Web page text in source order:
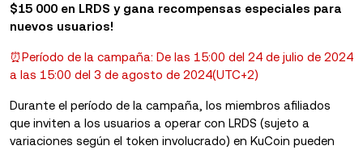
$15 000 en LRDS y gana recompensas especiales para
nuevos usuarios!
⏰Período de la campaña: De las 15:00 del 24 de julio de 2024
a las 15:00 del 3 de agosto de 2024(UTC+2)
Durante el período de la campaña, los miembros afiliados
que inviten a los usuarios a operar con LRDS (sujeto a
variaciones según el token involucrado) en KuCoin pueden